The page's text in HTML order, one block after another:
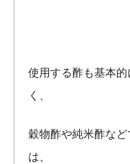
使用する酢も基本
く、
穀物酢や純米酢な
は、